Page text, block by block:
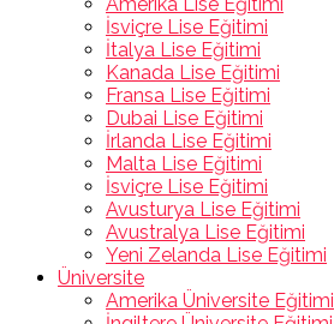
Amerika Lise Eğitimi
İsviçre Lise Eğitimi
İtalya Lise Eğitimi
Kanada Lise Eğitimi
Fransa Lise Eğitimi
Dubai Lise Eğitimi
İrlanda Lise Eğitimi
Malta Lise Eğitimi
İsviçre Lise Eğitimi
Avusturya Lise Eğitimi
Avustralya Lise Eğitimi
Yeni Zelanda Lise Eğitimi
Üniversite
Amerika Üniversite Eğitimi